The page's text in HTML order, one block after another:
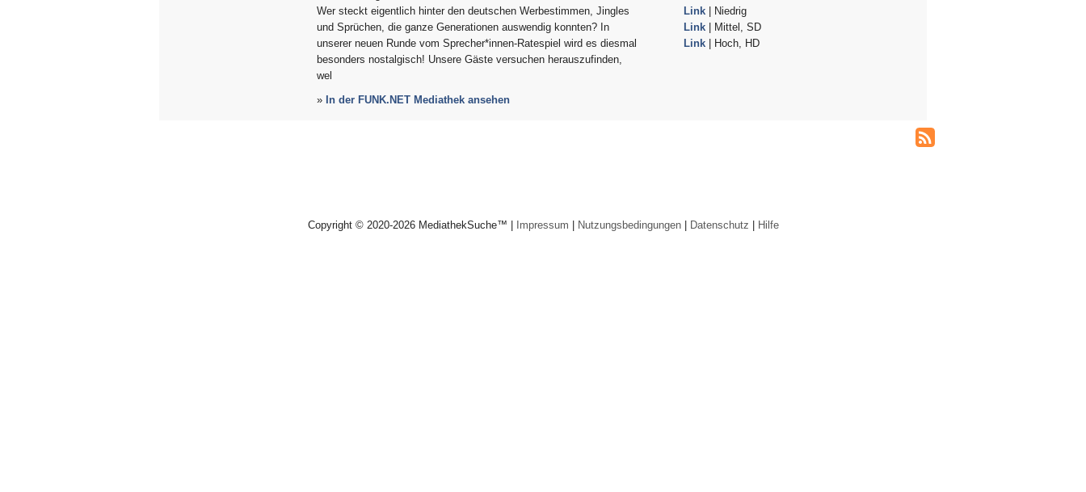
Wer steckt eigentlich hinter den deutschen Werbestimmen, Jingles
und Sprüchen, die ganze Generationen auswendig konnten? In
unserer neuen Runde vom Sprecher*innen-Ratespiel wird es diesmal
besonders nostalgisch! Unsere Gäste versuchen herauszufinden,
wel
» In der FUNK.NET Mediathek ansehen
Link| Niedrig
Link| Mittel, SD
Link| Hoch, HD
Copyright © 2020-2026 MediathekSuche™ | Impressum | Nutzungsbedingungen| Datenschutz | Hilfe